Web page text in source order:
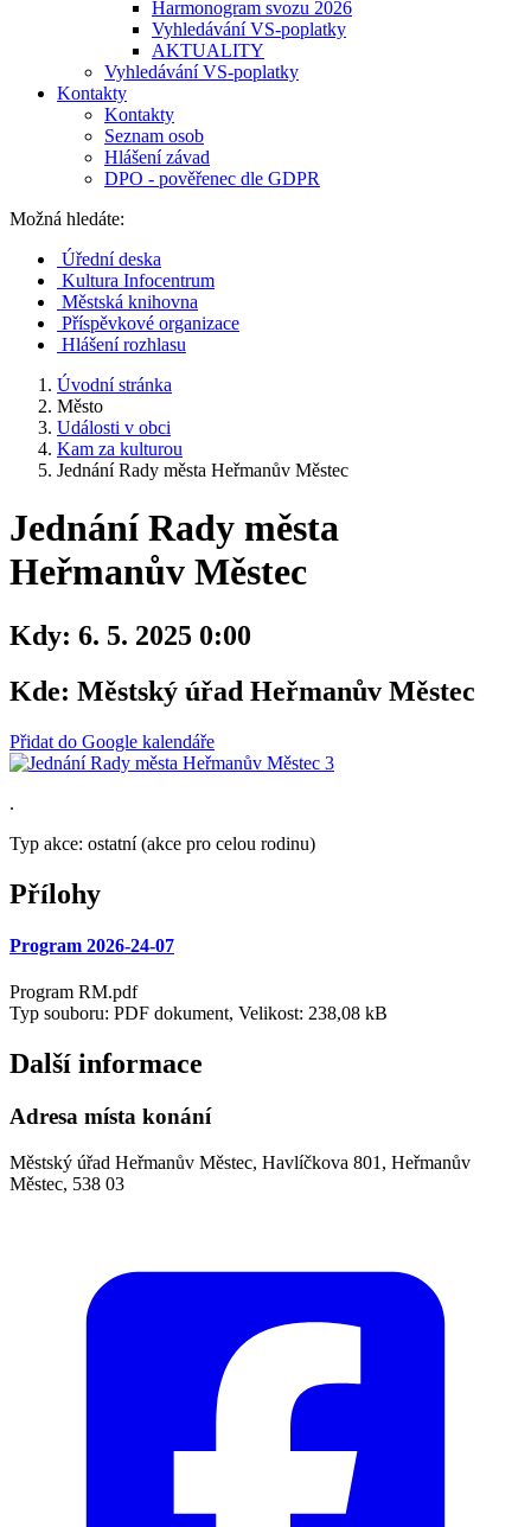
Harmonogram svozu 2026
Vyhledávání VS-poplatky
AKTUALITY
Vyhledávání VS-poplatky
Kontakty
Kontakty
Seznam osob
Hlášení závad
DPO - pověřenec dle GDPR
Možná hledáte:
Úřední deska
Kultura Infocentrum
Městská knihovna
Příspěvkové organizace
Hlášení rozhlasu
Úvodní stránka
Město
Události v obci
Kam za kulturou
Jednání Rady města Heřmanův Městec
Jednání Rady města
Heřmanův Městec
Kdy: 6. 5. 2025 0:00
Kde: Městský úřad Heřmanův Městec
Přidat do Google kalendáře
.
Typ akce: ostatní (akce pro celou rodinu)
Přílohy
Program 2026-24-07
Program RM.pdf
Typ souboru: PDF dokument, Velikost: 238,08 kB
Další informace
Adresa místa konání
Městský úřad Heřmanův Městec, Havlíčkova 801, Heřmanův
Městec, 538 03